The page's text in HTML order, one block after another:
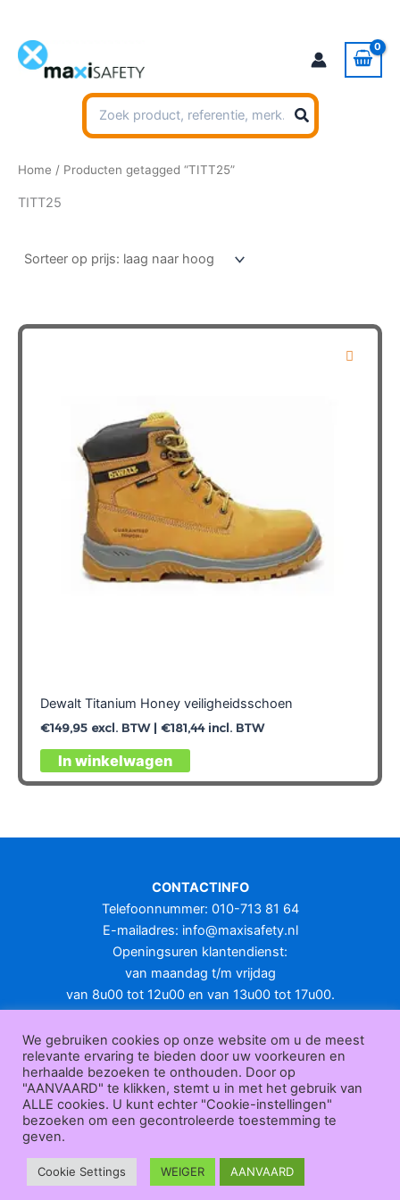
inhoud
Zoeken
naar:
Home / Producten getagged “TITT25”
TITT25
Dewalt Titanium Honey veiligheidsschoen
€149,95excl. BTW | €181,44incl. BTW
In winkelwagen
Dit
product
variaties.
optie
gekozen
worden
op
productpagina
CONTACTINFO
Telefoonnummer: 010-713 81 64
E-mailadres: info@maxisafety.nl
Openingsuren klantendienst:
van maandag t/m vrijdag
van 8u00 tot 12u00 en van 13u00 tot 17u00.
KLANTENSERVICE
Over
ons|Bedrijfsgegevens| F.A.Q.|Bestelprocedure | Betaling
ending | Retourneren|Herroepingsrecht|Herroepingsfunctie
ederverkoop|Bedrukken|Contact
Algemene voorwaarden
Maxisafety.nl © 2026
We gebruiken cookies op onze website om u de meest
relevante ervaring te bieden door uw voorkeuren en
herhaalde bezoeken te onthouden. Door op
"AANVAARD" te klikken, stemt u in met het gebruik van
ALLE cookies. U kunt echter "Cookie-instellingen"
bezoeken om een gecontroleerde toestemming te
geven.
Cookie Settings WEIGER AANVAARD